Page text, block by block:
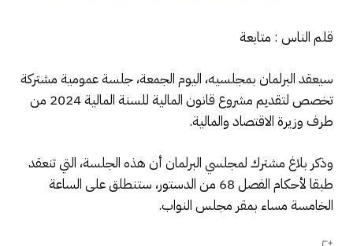
قلم الناس : متابعة
سيعقد البرلمان بمجلسيه، اليوم الجمعة، جلسة عمومية مشتركة
تخصص لتقديم مشروع قانون المالية للسنة المالية 2024 من
طرف وزيرة الاقتصاد والمالية.
وذكر بلاغ مشترك لمجلسي البرلمان أن هذه الجلسة، التي تنعقد
طبقا لأحكام الفصل 68 من الدستور، ستنطلق على الساعة
الخامسة مساء بمقر مجلس النواب.